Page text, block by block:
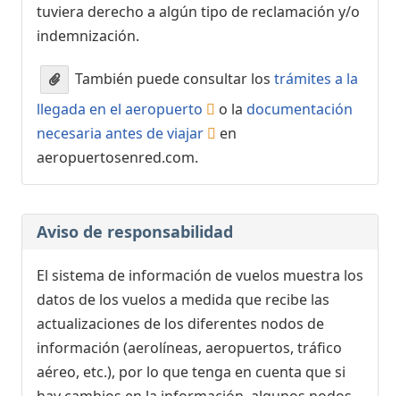
tuviera derecho a algún tipo de reclamación y/o
indemnización.
También puede consultar los trámites a la
llegada en el aeropuerto
o la documentación
necesaria antes de viajar
en
aeropuertosenred.com.
Aviso de responsabilidad
El sistema de información de vuelos muestra los
datos de los vuelos a medida que recibe las
actualizaciones de los diferentes nodos de
información (aerolíneas, aeropuertos, tráfico
aéreo, etc.), por lo que tenga en cuenta que si